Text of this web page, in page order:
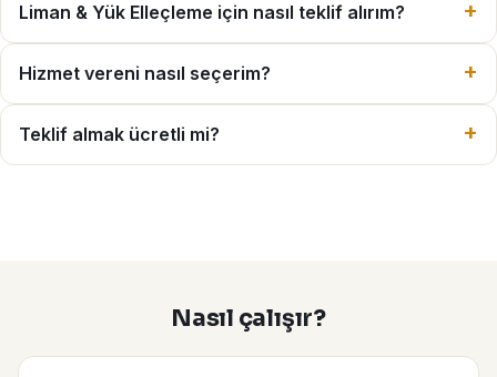
Liman & Yük Elleçleme için nasıl teklif alırım?
Hizmet vereni nasıl seçerim?
Teklif almak ücretli mi?
Nasıl çalışır?